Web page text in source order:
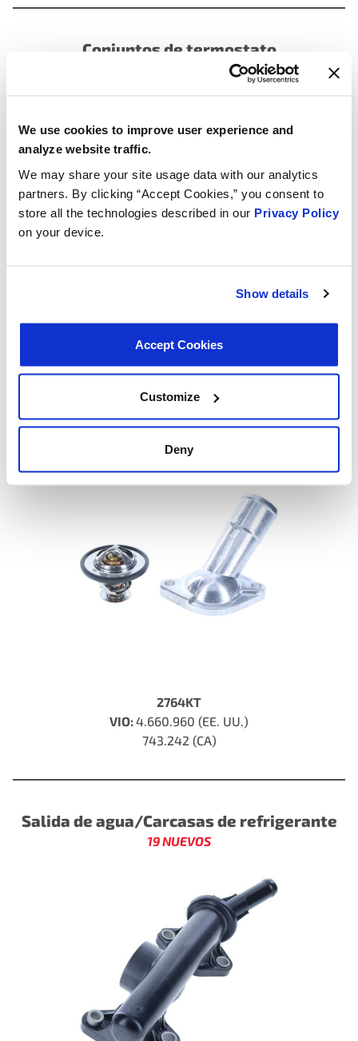
We use cookies to improve user experience and
analyze website traffic.
We may share your site usage data with our analytics
partners. By clicking “Accept Cookies,” you consent to
store all the technologies described in our Privacy Policy
on your device.
Show details
Accept Cookies
Customize
Deny
Conjuntos de termostato
TA1070
VIO:589.560 (EE. UU.)
Termostatos
14 NUEVOS
2764KT
VIO: 4.660.960 (EE. UU.)
743.242 (CA)
Salida de agua/Carcasas de refrigerante
19 NUEVOS